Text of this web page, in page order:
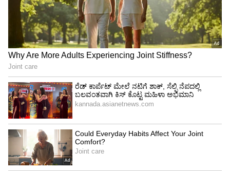
2. ಏರ್‌ಟೈಟ್ ಕಂಟೇನರ್ ಬಳಸಿ
2. ಏರ್‌ಟೈಟ್ ಕಂಟೇನರ್ ಬಳಸಿ
ಮಳೆಗಾಲದಲ್ಲಿ ರವೆ-ಕಡಲೆ ಹಿಟ್ಟನ್ನು ಎಂದಿಗೂ ಕವರ್‌ಗಳಲ್ಲಿ
ತೆರೆದಿಡಬೇಡಿ. ಇವುಗಳನ್ನು ಯಾವಾಗಲೂ ಗಾಳಿ
ಒಳಹೋಗದಂತಹ (Airtight) ಗಾಜಿನ ಅಥವಾ ಉತ್ತಮ
ಗುಣಮಟ್ಟದ ಪ್ಲಾಸ್ಟಿಕ್ ಡಬ್ಬಿಗಳಲ್ಲಿ ಸಂಗ್ರಹಿಸಿ. ಡಬ್ಬಿಯ
ಮುಚ್ಚಳ ಬಿಗಿಯಾಗಿರಲಿ.